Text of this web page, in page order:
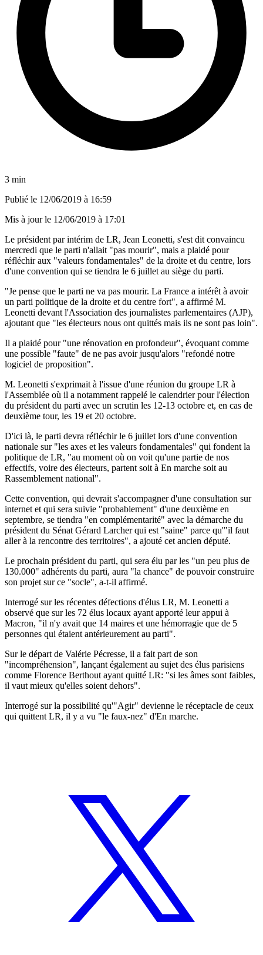
3 min
Publié le 12/06/2019 à 16:59
Mis à jour le 12/06/2019 à 17:01
Le président par intérim de LR, Jean Leonetti, s'est dit convaincu
mercredi que le parti n'allait "pas mourir", mais a plaidé pour
réfléchir aux "valeurs fondamentales" de la droite et du centre, lors
d'une convention qui se tiendra le 6 juillet au siège du parti.
"Je pense que le parti ne va pas mourir. La France a intérêt à avoir
un parti politique de la droite et du centre fort", a affirmé M.
Leonetti devant l'Association des journalistes parlementaires (AJP),
ajoutant que "les électeurs nous ont quittés mais ils ne sont pas loin".
Il a plaidé pour "une rénovation en profondeur", évoquant comme
une possible "faute" de ne pas avoir jusqu'alors "refondé notre
logiciel de proposition".
M. Leonetti s'exprimait à l'issue d'une réunion du groupe LR à
l'Assemblée où il a notamment rappelé le calendrier pour l'élection
du président du parti avec un scrutin les 12-13 octobre et, en cas de
deuxième tour, les 19 et 20 octobre.
D'ici là, le parti devra réfléchir le 6 juillet lors d'une convention
nationale sur "les axes et les valeurs fondamentales" qui fondent la
politique de LR, "au moment où on voit qu'une partie de nos
effectifs, voire des électeurs, partent soit à En marche soit au
Rassemblement national".
Cette convention, qui devrait s'accompagner d'une consultation sur
internet et qui sera suivie "probablement" d'une deuxième en
septembre, se tiendra "en complémentarité" avec la démarche du
président du Sénat Gérard Larcher qui est "saine" parce qu'"il faut
aller à la rencontre des territoires", a ajouté cet ancien député.
Le prochain président du parti, qui sera élu par les "un peu plus de
130.000" adhérents du parti, aura "la chance" de pouvoir construire
son projet sur ce "socle", a-t-il affirmé.
Interrogé sur les récentes défections d'élus LR, M. Leonetti a
observé que sur les 72 élus locaux ayant apporté leur appui à
Macron, "il n'y avait que 14 maires et une hémorragie que de 5
personnes qui étaient antérieurement au parti".
Sur le départ de Valérie Pécresse, il a fait part de son
"incompréhension", lançant également au sujet des élus parisiens
comme Florence Berthout ayant quitté LR: "si les âmes sont faibles,
il vaut mieux qu'elles soient dehors".
Interrogé sur la possibilité qu'"Agir" devienne le réceptacle de ceux
qui quittent LR, il y a vu "le faux-nez" d'En marche.